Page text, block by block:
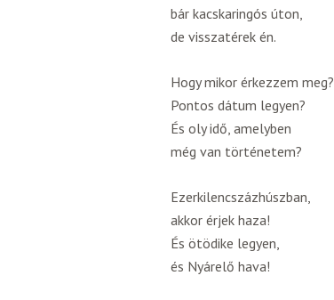
bár kacskaringós úton,
de visszatérek én.
Hogy mikor érkezzem meg?
Pontos dátum legyen?
És oly idő, amelyben
még van történetem?
Ezerkilencszázhúszban,
akkor érjek haza!
És ötödike legyen,
és Nyárelő hava!